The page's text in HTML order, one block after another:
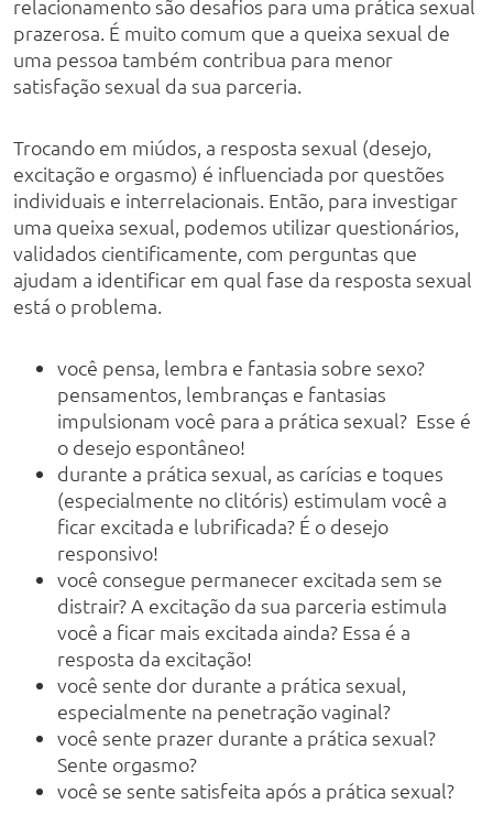
relacionamento são desafios para uma prática sexual
prazerosa. É muito comum que a queixa sexual de
uma pessoa também contribua para menor
satisfação sexual da sua parceria.
Trocando em miúdos, a resposta sexual (desejo,
excitação e orgasmo) é influenciada por questões
individuais e interrelacionais. Então, para investigar
uma queixa sexual, podemos utilizar questionários,
validados cientificamente, com perguntas que
ajudam a identificar em qual fase da resposta sexual
está o problema.
você pensa, lembra e fantasia sobre sexo?
pensamentos, lembranças e fantasias
impulsionam você para a prática sexual? Esse é
o desejo espontâneo!
durante a prática sexual, as carícias e toques
(especialmente no clitóris) estimulam você a
ficar excitada e lubrificada? É o desejo
responsivo!
você consegue permanecer excitada sem se
distrair? A excitação da sua parceria estimula
você a ficar mais excitada ainda? Essa é a
resposta da excitação!
você sente dor durante a prática sexual,
especialmente na penetração vaginal?
você sente prazer durante a prática sexual?
Sente orgasmo?
você se sente satisfeita após a prática sexual?